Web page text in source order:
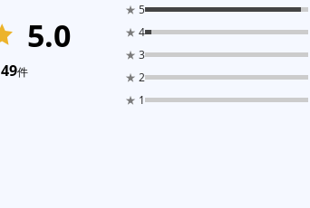
5.0
49件
★ 5
★ 4
★ 3
★ 2
★ 1